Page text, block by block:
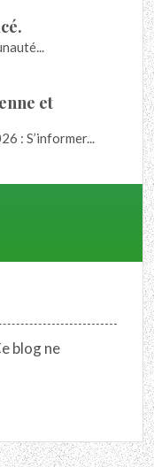
et
: S’informer...
blog ne